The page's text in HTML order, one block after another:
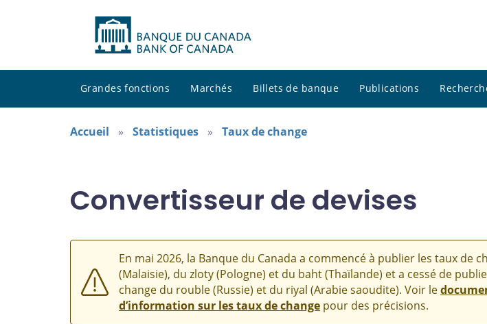
Grandes fonctions Marchés Billets de banque Publications
Accueil Statistiques Taux de change
Convertisseur de devises
En mai 2026, la Banque du Canada a commencé à publier les taux de
(Malaisie), du zloty (Pologne) et du baht (Thaïlande) et a cessé de
change du rouble (Russie) et du riyal (Arabie saoudite). Voir le
d’information sur les taux de change pour des précisions.